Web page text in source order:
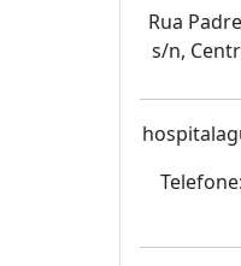
Rua
s/n,